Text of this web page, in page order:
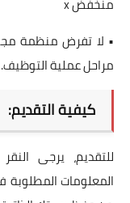
• لا تفرض منظمة
مراحل عملية التوظيف.
كيفية التقديم:
للتقديم، يرجى